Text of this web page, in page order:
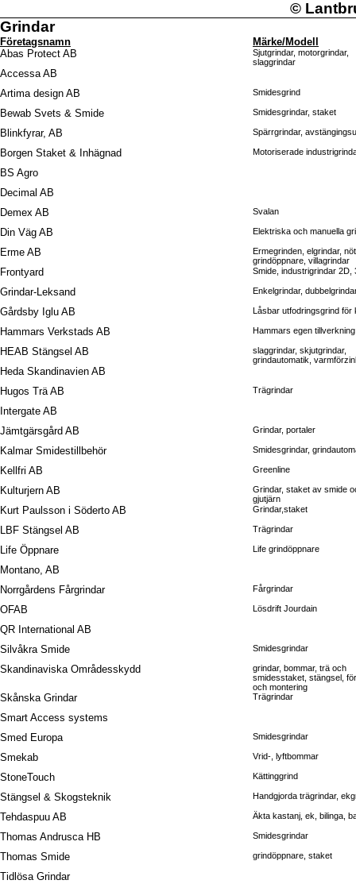
©
Grindar
Företagsnamn
Märke/Modell
Abas Protect AB
Sjutgrindar, motorgrindar,
slaggrindar
Accessa AB
Artima design AB
Smidesgrind
Bewab Svets & Smide Smidesgrindar, staket
Blinkfyrar, AB Spärrgrindar,
Borgen Staket & Inhägnad Motoriserade
BS Agro
Decimal AB
Demex AB
Svalan
Din Väg AB Elektriska och manuella
Erme AB
Ermegrinden, elgrindar,
grindöppnare, villagrindar
Frontyard Smide, industrigrindar 2D,
Grindar-Leksand Enkelgrindar,
Gårdsby Iglu AB Låsbar utfodringsgrind
Hammars Verkstads AB Hammars egen
HEAB Stängsel AB
slaggrindar, skjutgrindar,
grindautomatik,
Heda Skandinavien AB
Hugos Trä AB
Trägrindar
Intergate AB
Jämtgärsgård AB
Grindar, portaler
Kalmar Smidestillbehör Smidesgrindar,
Kellfri AB Greenline
Kulturjern AB
Grindar, staket av smide
gjutjärn
Kurt Paulsson i Söderto AB Grindar,staket
LBF Stängsel AB Trägrindar
Life Öppnare Life grindöppnare
Montano, AB
Norrgårdens Fårgrindar
Fårgrindar
OFAB Lösdrift Jourdain
QR International AB
Silvåkra Smide
Smidesgrindar
Skandinaviska Områdesskydd
grindar, bommar, trä och
smidesstaket, stängsel,
och montering
Skånska Grindar Trägrindar
Smart Access systems
Smed Europa
Smidesgrindar
Smekab Vrid-, lyftbommar
StoneTouch Kättinggrind
Stängsel & Skogsteknik Handgjorda trägrindar,
Tehdaspuu AB Äkta kastanj, ek, bilinga,
Thomas Andrusca HB Smidesgrindar
Thomas Smide grindöppnare, staket
Tidlösa Grindar